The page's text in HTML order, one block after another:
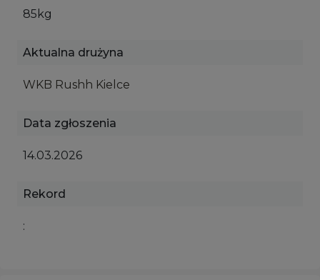
85kg
Aktualna drużyna
WKB Rushh Kielce
Data zgłoszenia
14.03.2026
Rekord
: